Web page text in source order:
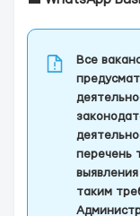
Все
перечень
таким